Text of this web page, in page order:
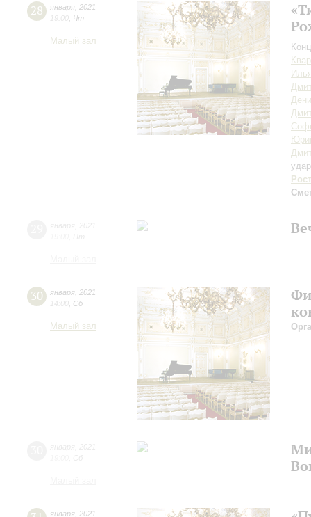
28 января 2021
19:00 Чт
Малый зал
30 января 2021
14:00 Сб
Малый зал
января 2021